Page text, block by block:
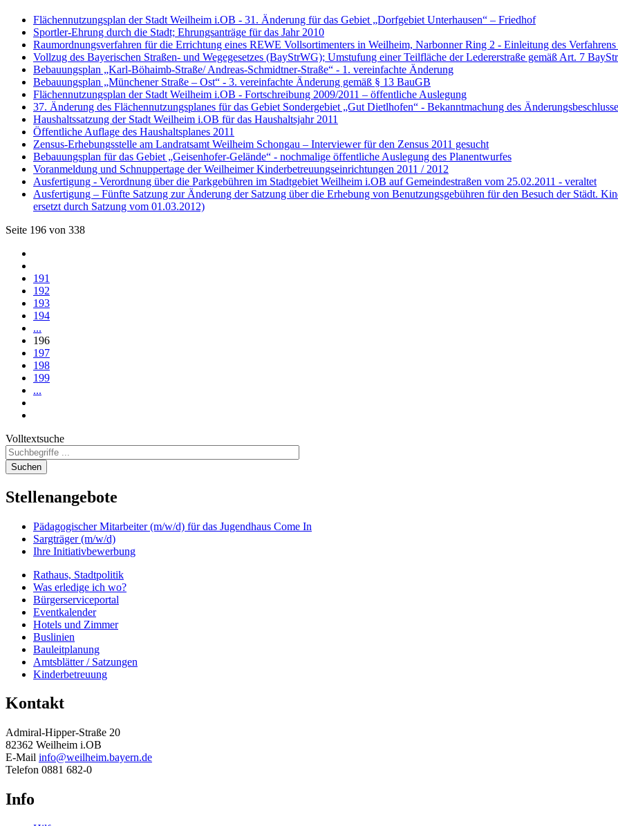
Flächennutzungsplan der Stadt Weilheim i.OB - 31. Änderung für das Gebiet „Dorfgebiet Unterhausen“ – Friedhof
Sportler-Ehrung durch die Stadt; Ehrungsanträge für das Jahr 2010
Raumordnungsverfahren für die Errichtung eines REWE Vollsortimenters in Weilheim, Narbonner Ring 2 - Einleitung des
Vollzug des Bayerischen Straßen- und Wegegesetzes (BayStrWG); Umstufung einer Teilfläche der Ledererstraße gemäß Art. 7
Bebauungsplan „Karl-Böhaimb-Straße/ Andreas-Schmidtner-Straße“ - 1. vereinfachte Änderung
Bebauungsplan „Münchener Straße – Ost“ - 3. vereinfachte Änderung gemäß § 13 BauGB
Flächennutzungsplan der Stadt Weilheim i.OB - Fortschreibung 2009/2011 – öffentliche Auslegung
37. Änderung des Flächennutzungsplanes für das Gebiet Sondergebiet „Gut Dietlhofen“ - Bekanntmachung des
Haushaltssatzung der Stadt Weilheim i.OB für das Haushaltsjahr 2011
Öffentliche Auflage des Haushaltsplanes 2011
Zensus-Erhebungsstelle am Landratsamt Weilheim Schongau – Interviewer für den Zensus 2011 gesucht
Bebauungsplan für das Gebiet „Geisenhofer-Gelände“ - nochmalige öffentliche Auslegung des Planentwurfes
Voranmeldung und Schnuppertage der Weilheimer Kinderbetreuungseinrichtungen 2011 / 2012
Ausfertigung - Verordnung über die Parkgebühren im Stadtgebiet Weilheim i.OB auf Gemeindestraßen vom 25.02.2011 - veraltet
Ausfertigung – Fünfte Satzung zur Änderung der Satzung über die Erhebung von Benutzungsgebühren für den Besuch der Städt.
ersetzt durch Satzung vom 01.03.2012)
Seite 196 von 338
191
192
193
194
...
196
197
198
199
...
Volltextsuche
Suchen
Stellenangebote
Pädagogischer Mitarbeiter (m/w/d) für das Jugendhaus Come In
Sargträger (m/w/d)
Ihre Initiativbewerbung
Rathaus, Stadtpolitik
Was erledige ich wo?
Bürgerserviceportal
Eventkalender
Hotels und Zimmer
Buslinien
Bauleitplanung
Amtsblätter / Satzungen
Kinderbetreuung
Kontakt
Admiral-Hipper-Straße 20
82362 Weilheim i.OB
E-Mail info@weilheim.bayern.de
Telefon 0881 682-0
Info